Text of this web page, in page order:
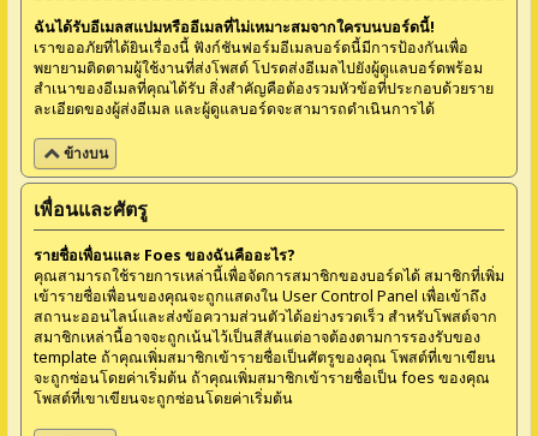
ฉันได้รับอีเมลสแปมหรืออีเมลที่ไม่เหมาะสมจากใครบนบอร์ดนี้!
เราขออภัยที่ได้ยินเรื่องนี้ ฟังก์ชันฟอร์มอีเมลบอร์ดนี้มีการป้องกันเพื่อ
พยายามติดตามผู้ใช้งานที่ส่งโพสต์ โปรดส่งอีเมลไปยังผู้ดูแลบอร์ดพร้อม
สำเนาของอีเมลที่คุณได้รับ สิ่งสำคัญคือต้องรวมหัวข้อที่ประกอบด้วยราย
ละเอียดของผู้ส่งอีเมล และผู้ดูแลบอร์ดจะสามารถดำเนินการได้
ข้างบน
เพื่อนและศัตรู
รายชื่อเพื่อนและ Foes ของฉันคืออะไร?
คุณสามารถใช้รายการเหล่านี้เพื่อจัดการสมาชิกของบอร์ดได้ สมาชิกที่เพิ่ม
เข้ารายชื่อเพื่อนของคุณจะถูกแสดงใน User Control Panel เพื่อเข้าถึง
สถานะออนไลน์และส่งข้อความส่วนตัวได้อย่างรวดเร็ว สำหรับโพสต์จาก
สมาชิกเหล่านี้อาจจะถูกเน้นไว้เป็นสีสันแต่อาจต้องตามการรองรับของ
template ถ้าคุณเพิ่มสมาชิกเข้ารายชื่อเป็นศัตรูของคุณ โพสต์ที่เขาเขียน
จะถูกซ่อนโดยค่าเริ่มต้น ถ้าคุณเพิ่มสมาชิกเข้ารายชื่อเป็น foes ของคุณ
โพสต์ที่เขาเขียนจะถูกซ่อนโดยค่าเริ่มต้น